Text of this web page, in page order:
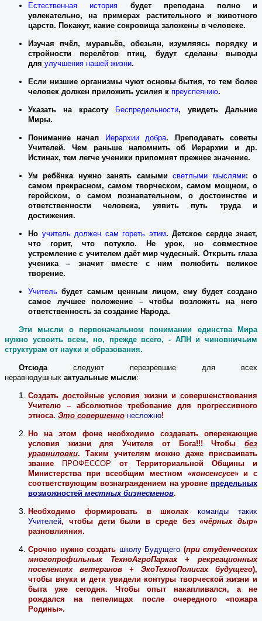
Естественная история будет преподана полно и
увлекательно, на примерах растительного и животного
царств. Покажут, какие сокровища заложены в человеке.
Изучая пчёл, муравьёв, обезьян, изумляясь порядку и
стройности перелётов птиц, будут сделаны выводы
для улучшения нашей жизни.
Если низшие организмы чуют основы бытия, то тем более
человек должен приложить усилия к преуспеянию.
Указать на красоту Беспредельности, увидеть Дальние
Миры.
Понимание начал Иерархии добра. Преподавать советы
Учителей. Чем раньше напомнить об Иерархии и др.
Истинах, тем легче ученики припомнят прежнее значение.
Ум ребёнка нужно занять самымисветлыми мыслями: о
самом прекрасном, самом творческом, самом мощном, о
геройском, о самом познавательном, о достоинстве и
ответственности человека, уявить путь труда и
достижения.
Но учитель должен сам гореть этим. Детское сердце знает,
что горит, что потухло. Не урок, но совместное
устремление с учителем даёт мир чудесный. Открыть глаза
ученика – значит вместе с ним полюбить великое
творение.
Учитель будет самым ценным лицом, ему будет создано
самое лучшее положение – чтобы возложить на него
ответственность за создание Народа.
Эти мысли о первоначальном понимании единства Мира
нужно усвоить всем, но, прежде всего, - АПН и чиновничьим
структурам от науки и образования.
Отсюдаследуют перезревшие для всех
неравнодушных актуальные мысли:
Создать достойные условия жизни и совершенствования
Учителю – абсолютное требование для прогрессивного
этноса. Это совершенно несложно!
Но на этом фоне необходимо создавать опережающие
условия жизни для Учителя от Бога!!! Чтобы без
уравниловки. Таким учителям можно даже присваивать
звание
ПРОФЕССОР от Территориальной Общины и
Министерства при всеобщим местном «консенсусе» и с
соответствующим вознаграждением на уровне предельных
возможностей местных бизнесменов.
Необходимо формировать в школахкоманды таких
Учителей, чтобы дети были в среде без «чёрных дыр»
разновлияния.
Срочно нужно создать школу Будущего (при студенческих
многопрофильных ТехноАгроПарках + рекреационных
поселениях ветеранов + ЭкоТехноПолисах будущего),
чтобы внуки и дети увидели контуры творческой жизни и
быта уже сегодня. Чтобы опыт накапливался, а не
рождался на пепелищах после очередного «пожара
Родины».